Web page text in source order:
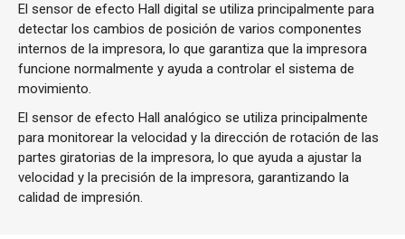
El sensor de efecto Hall digital se utiliza principalmente para
detectar los cambios de posición de varios componentes
internos de la impresora, lo que garantiza que la impresora
funcione normalmente y ayuda a controlar el sistema de
movimiento.
El sensor de efecto Hall analógico se utiliza principalmente
para monitorear la velocidad y la dirección de rotación de las
partes giratorias de la impresora, lo que ayuda a ajustar la
velocidad y la precisión de la impresora, garantizando la
calidad de impresión.